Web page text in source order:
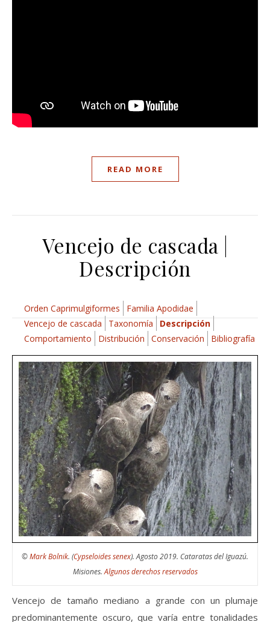
READ MORE
Vencejo de cascada |
Descripción
Orden Caprimulgiformes
Familia Apodidae
Vencejo de cascada
Taxonomía
Descripción
Comportamiento
Distribución Conservación Bibliografía
©Mark Bolnik. (Cypseloides senex). Agosto 2019. Cataratas del Iguazú.
Misiones.Algunos derechos reservados
Vencejo de tamaño mediano a grande con un plumaje
predominantemente oscuro, que varía entre tonalidades